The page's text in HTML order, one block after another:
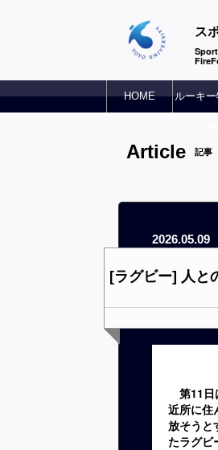
ス
HOME ルーキ
Article 記事
2026.05.09
[ラグビー] 人と
第11日
近所に住
放そうと
たラグビ